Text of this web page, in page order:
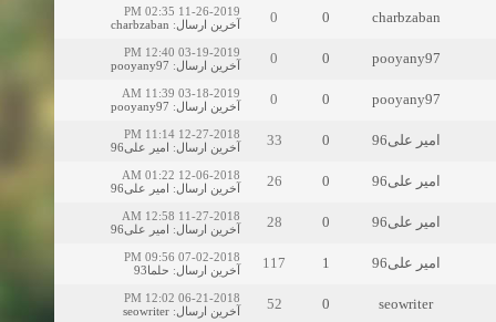
charbzaban
0
0
11-26-2019 02:35 PM
آخرین ارسال:
charbzaban
pooyany97
0
0
03-19-2019 12:40 PM
آخرین ارسال:
pooyany97
pooyany97
0
0
03-18-2019 11:39 AM
آخرین ارسال:
pooyany97
امیر علی96 0
33
12-27-2018 11:14 PM
آخرین ارسال: امیر علی96
امیر علی96 0
26
12-06-2018 01:22 AM
آخرین ارسال: امیر علی96
امیر علی96 0
28
11-27-2018 12:58 AM
آخرین ارسال: امیر علی96
امیر علی96 1
117
07-02-2018 09:56 PM
آخرین ارسال: حلما93
seowriter
0
52
06-21-2018 12:02 PM
آخرین ارسال:
seowriter